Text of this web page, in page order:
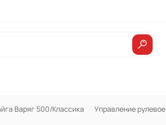
Варяг 500/Классика Управление рулевое